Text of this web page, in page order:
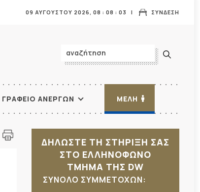
ΣΥΝΔΕΣΗ
09 ΑΥΓΟΥΣΤΟΥ 2026, 08 : 08 : 04
ΓΡΑΦΕΙΟ ΑΝΕΡΓΩΝ ΜΕΛΗ
ΔΗΛΩΣΤΕ ΤΗ ΣΤΗΡΙΞΗ ΣΑΣ
ΣΤΟ ΕΛΛΗΝΟΦΩΝΟ
ΤΜΗΜΑ ΤΗΣ DW
ΣΥΝΟΛΟ ΣΥΜΜΕΤΟΧΩΝ: